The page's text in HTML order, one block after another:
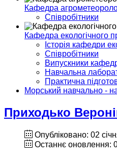
Кафедра
Співробітники
Кафедра екологічного
Історія кафедри
Співробітники
Випускники
Навчальна
Практична
Морський навчально -
Приходько
Опубліковано: 02
Останнє оновлення: